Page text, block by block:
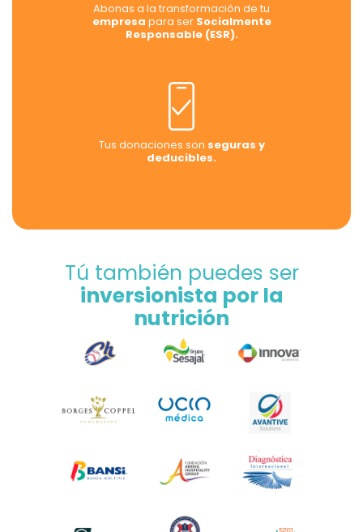
Abonas a la transformación de tu
empresa para ser Socialmente
Responsable (ESR).
Tus donaciones son seguras y
deducibles.
Tú también puedes ser
inversionista por la
nutrición